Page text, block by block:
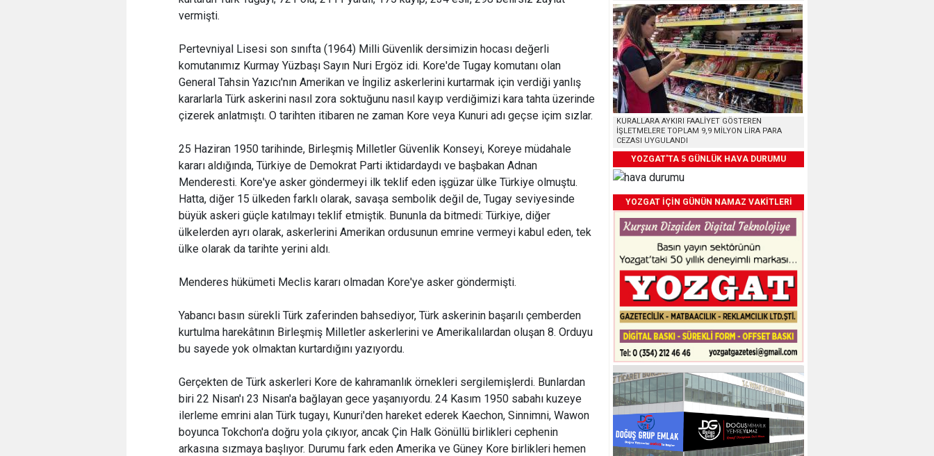
vermişti.
Pertevniyal Lisesi son sınıfta (1964) Milli Güvenlik dersimizin hocası değerli
komutanımız Kurmay Yüzbaşı Sayın Nuri Ergöz idi. Kore'de Tugay komutanı olan
General Tahsin Yazıcı'nın Amerikan ve İngiliz askerlerini kurtarmak için verdiği yanlış
kararlarla Türk askerini nasıl zora soktuğunu nasıl kayıp verdiğimizi kara tahta üzerinde
çizerek anlatmıştı. O tarihten itibaren ne zaman Kore veya Kunuri adı geçse içim sızlar.
25 Haziran 1950 tarihinde, Birleşmiş Milletler Güvenlik Konseyi, Koreye müdahale
kararı aldığında, Türkiye de Demokrat Parti iktidardaydı ve başbakan Adnan
Menderesti. Kore'ye asker göndermeyi ilk teklif eden işgüzar ülke Türkiye olmuştu.
Hatta, diğer 15 ülkeden farklı olarak, savaşa sembolik değil de, Tugay seviyesinde
büyük askeri güçle katılmayı teklif etmiştik. Bununla da bitmedi: Türkiye, diğer
ülkelerden ayrı olarak, askerlerini Amerikan ordusunun emrine vermeyi kabul eden, tek
ülke olarak da tarihte yerini aldı.
Menderes hükümeti Meclis kararı olmadan Kore'ye asker göndermişti.
Yabancı basın sürekli Türk zaferinden bahsediyor, Türk askerinin başarılı çemberden
kurtulma harekâtının Birleşmiş Milletler askerlerini ve Amerikalılardan oluşan 8. Orduyu
bu sayede yok olmaktan kurtardığını yazıyordu.
Gerçekten de Türk askerleri Kore de kahramanlık örnekleri sergilemişlerdi. Bunlardan
biri 22 Nisan'ı 23 Nisan'a bağlayan gece yaşanıyordu. 24 Kasım 1950 sabahı kuzeye
ilerleme emrini alan Türk tugayı, Kunuri'den hareket ederek Kaechon, Sinnimni, Wawon
boyunca Tokchon'a doğru yola çıkıyor, ancak Çin Halk Gönüllü birlikleri cephenin
arkasına sızmaya başlıyor. Durumu fark eden Amerika ve Güney Kore birlikleri hemen
KURALLARA AYKIRI FAALİYET GÖSTEREN
İŞLETMELERE TOPLAM 9,9 MİLYON LİRA PARA
CEZASI UYGULANDI
YOZGAT'TA 5 GÜNLÜK HAVA DURUMU
YOZGAT İÇİN GÜNÜN NAMAZ VAKİTLERİ